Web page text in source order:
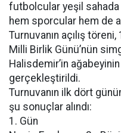
futbolcular yeşil
hem sporcular hem de
Turnuvanın açılış
Milli Birlik Günü’nün
Halisdemir’in
gerçekleştirildi.
Turnuvanın ilk dört
şu sonuçlar alındı:
1. Gün